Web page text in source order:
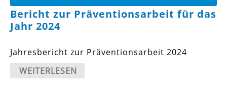
Bericht zur Präventionsarbeit für das
Jahr 2024
Jahresbericht zur Präventionsarbeit 2024
WEITERLESEN